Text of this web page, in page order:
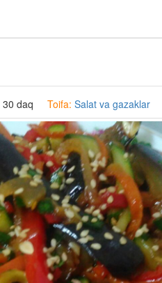
30 daq Toifa: Salat va gazaklar